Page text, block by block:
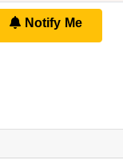
Notify Me